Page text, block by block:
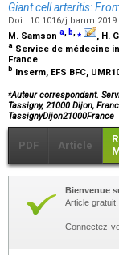
Giant cell arteritis:
Doi : 10.1016/
M. Samson a, b,⁎ , H.
a Service de médecine
France
b Inserm, EFS BFC,
⁎Auteur correspondant.
Tassigny, 21000 Dijon,
TassignyDijon21000France
PDF Article
Bienvenue
Article gratuit.
Connectez-